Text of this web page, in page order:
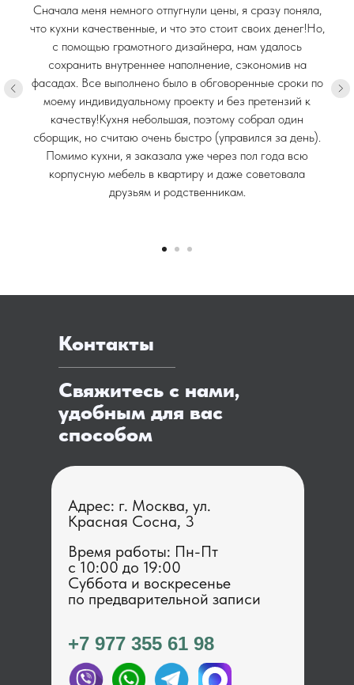
Сначала меня немного отпугнули цены, я сразу поняла,
что кухни качественные, и что это стоит своих денег!Но,
с помощью грамотного дизайнера, нам удалось
сохранить внутреннее наполнение, сэкономив на
фасадах. Все выполнено было в обговоренные сроки по
моему индивидуальному проекту и без претензий к
качеству!Кухня небольшая, поэтому собрал один
сборщик, но считаю очень быстро (управился за день).
Помимо кухни, я заказала уже через пол года всю
корпусную мебель в квартиру и даже советовала
друзьям и родственникам.
Контакты
Свяжитесь с нами,
удобным для вас
способом
Адрес: г. Москва, ул.
Красная Сосна, 3
+7 977 355 61 98
Время работы: Пн-Пт
с 1 0:00 до 19:00
Суббота и воскресенье
по предварительной записи